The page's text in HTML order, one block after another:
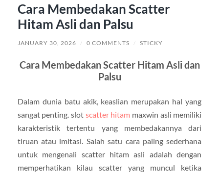
Cara Membedakan Scatter
Hitam Asli dan Palsu
JANUARY 30, 2026 / 0 COMMENTS / STICKY
Cara Membedakan Scatter Hitam Asli dan
Palsu
Dalam dunia batu akik, keaslian merupakan hal yang
sangat penting. slot scatter hitam maxwin asli memiliki
karakteristik tertentu yang membedakannya dari
tiruan atau imitasi. Salah satu cara paling sederhana
untuk mengenali scatter hitam asli adalah dengan
memperhatikan kilau scatter yang muncul ketika